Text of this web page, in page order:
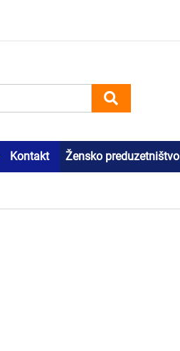
Kontakt Žensko preduzetništvo